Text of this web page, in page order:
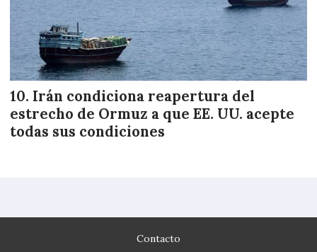
Irán condiciona reapertura del
estrecho de Ormuz a que EE. UU. acepte
todas sus condiciones
Contacto